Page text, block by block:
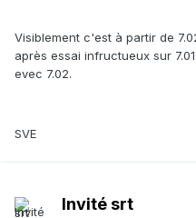
Visiblement c'est à partir de
après essai infructueux sur
evec 7.02.
SVE
Invité srt